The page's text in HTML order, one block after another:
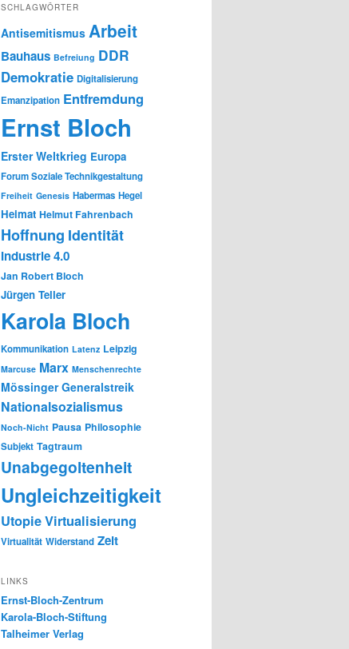
SCHLAGWÖRTER
Antisemitismus Arbeit
Bauhaus Befreiung DDR
Demokratie Digitalisierung
Emanzipation Entfremdung
Ernst Bloch
Erster Weltkrieg Europa
Forum Soziale Technikgestaltung
Freiheit Genesis Habermas Hegel
Heimat Helmut Fahrenbach
Hoffnung Identität
Industrie 4.0
Jan Robert Bloch
Jürgen Teller
Karola Bloch
Kommunikation Latenz Leipzig
Marcuse Marx Menschenrechte
Mössinger Generalstreik
Nationalsozialismus
Noch-Nicht Pausa Philosophie
Subjekt Tagtraum
Unabgegoltenheit
Ungleichzeitigkeit
UtopieVirtualisierung
Virtualität Widerstand Zeit
LINKS
Ernst-Bloch-Zentrum
Karola-Bloch-Stiftung
Talheimer Verlag